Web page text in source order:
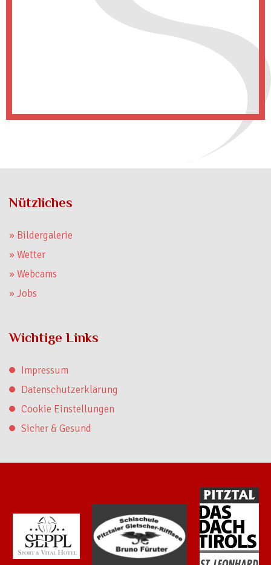
Nützliches
» Bildergalerie
» Wetter
» Webcams
» Jobs
Wichtige Links
Impressum
Datenschutzerklärung
Cookie Einstellungen
Sicher & Gesund